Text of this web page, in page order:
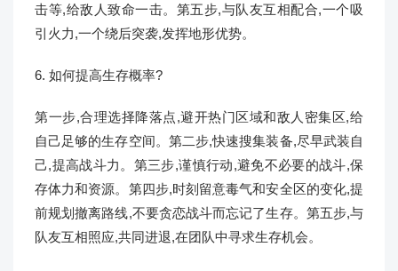
击等,给敌人致命一击。第五步,与队友互相配合,一个吸
引火力,一个绕后突袭,发挥地形优势。
6. 如何提高生存概率?
第一步,合理选择降落点,避开热门区域和敌人密集区,给
自己足够的生存空间。第二步,快速搜集装备,尽早武装自
己,提高战斗力。第三步,谨慎行动,避免不必要的战斗,保
存体力和资源。第四步,时刻留意毒气和安全区的变化,提
前规划撤离路线,不要贪恋战斗而忘记了生存。第五步,与
队友互相照应,共同进退,在团队中寻求生存机会。